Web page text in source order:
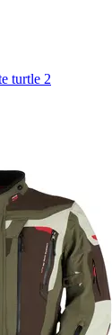
turtle 2